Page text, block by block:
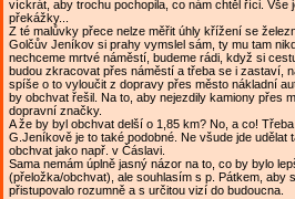
víckrát, aby trochu pochopila, co nám chtěl říci. Vše
překážky...
Z té malůvky přece nelze měřit úhly křížení se
Golčův Jeníkov si prahy vymslel sám, ty mu tam
nechceme mrtvé náměstí, budeme rádi, když si
budou zkracovat přes náměstí a třeba se i zastaví,
spíše o to vyloučit z dopravy přes město nákladní
by obchvat řešil. Na to, aby nejezdily kamiony přes
dopravní značky.
A že by byl obchvat delší o 1,85 km? No, a co!
G.Jeníkově je to také podobné. Ne všude jde udělat
obchvat jako např. v Čáslavi.
Sama nemám úplně jasný názor na to, co by bylo
(přeložka/obchvat), ale souhlasím s p. Pátkem, aby
přistupovalo rozumně a s určitou vizí do budoucna.